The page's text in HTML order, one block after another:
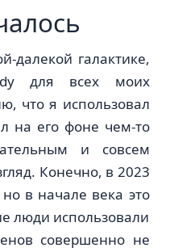
далекой галактике,
для всех моих
что я использовал
на его фоне чем-то
и совсем
Конечно, в 2023
в начале века это
люди использовали
совершенно не